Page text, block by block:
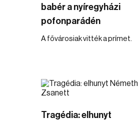
babér a nyíregyházi
pofonparádén
A fővárosiak vitték a prímet.
Tragédia: elhunyt